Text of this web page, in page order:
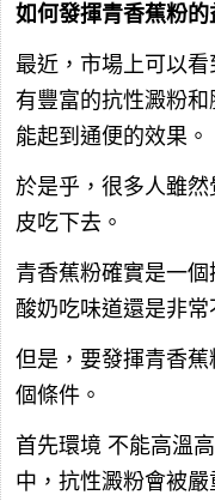
如何發揮青香蕉粉的
最近，市場上可以
有豐富的抗性澱粉
能起到通便的效果。
於是乎，很多人雖
皮吃下去。
青香蕉粉確實是一
酸奶吃味道還是非常
但是，要發揮青香
個條件。
首先環境 不能高溫
中，抗性澱粉會被